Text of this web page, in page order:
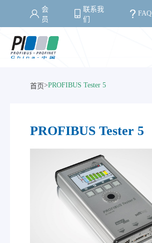
会
员
联系我
们
FAQ
首页>PROFIBUS Tester 5
PROFIBUS Tester 5